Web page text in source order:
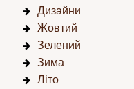
Дизайни
Жовтий
Зелений
Зима
Літо